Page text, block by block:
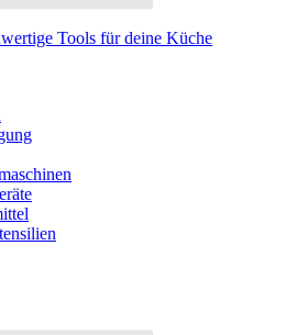
Tools für deine Küche